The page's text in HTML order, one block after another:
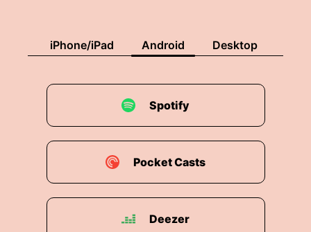
iPhone/iPad Android Desktop
Spotify
Pocket Casts
Deezer